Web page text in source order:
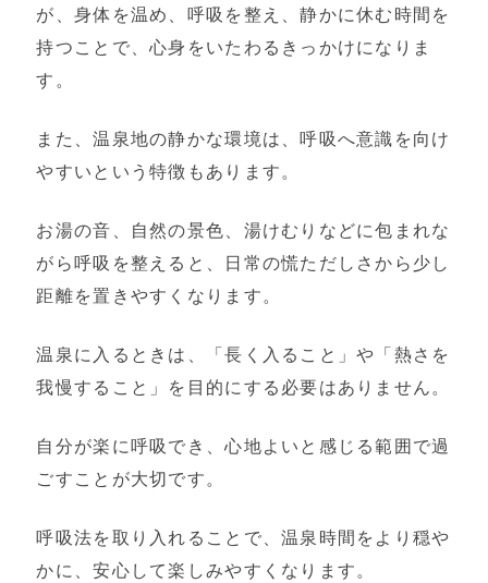
が、身体を温め、呼吸を整え、静かに休む時間を
持つことで、心身をいたわるきっかけになりま
す。
また、温泉地の静かな環境は、呼吸へ意識を向け
やすいという特徴もあります。
お湯の音、自然の景色、湯けむりなどに包まれな
がら呼吸を整えると、日常の慌ただしさから少し
距離を置きやすくなります。
温泉に入るときは、「長く入ること」や「熱さを
我慢すること」を目的にする必要はありません。
自分が楽に呼吸でき、心地よいと感じる範囲で過
ごすことが大切です。
呼吸法を取り入れることで、温泉時間をより穏や
かに、安心して楽しみやすくなります。